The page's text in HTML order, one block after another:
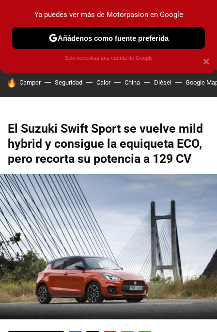
PRUEBAS COCHES ELÉCTRICOS OBSERVATORIO
HOY SE HABLA DE
Camper Seguridad Calor China Diésel Google
El Suzuki Swift Sport se vuelve mild
hybrid y consigue la equiqueta ECO,
pero recorta su potencia a 129 CV
×
Ya puedes ver más de Motorpasion en Google
Añádenos como fuente preferida
Solo necesitas una cuenta de Google